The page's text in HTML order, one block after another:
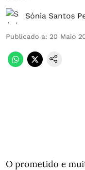
Sónia Santos
Publicado a: 20 Maio
O prometido e